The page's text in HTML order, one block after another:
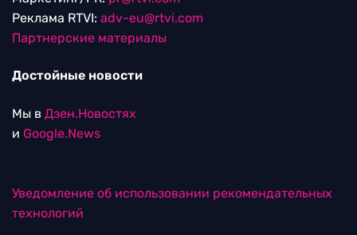
Реклама RTVI: adv-eu@rtvi.com
Партнерские материалы
Достойные новости
Мы в Дзен.Новостях
и Google.News
Уведомление об использовании рекомендательных
технологий